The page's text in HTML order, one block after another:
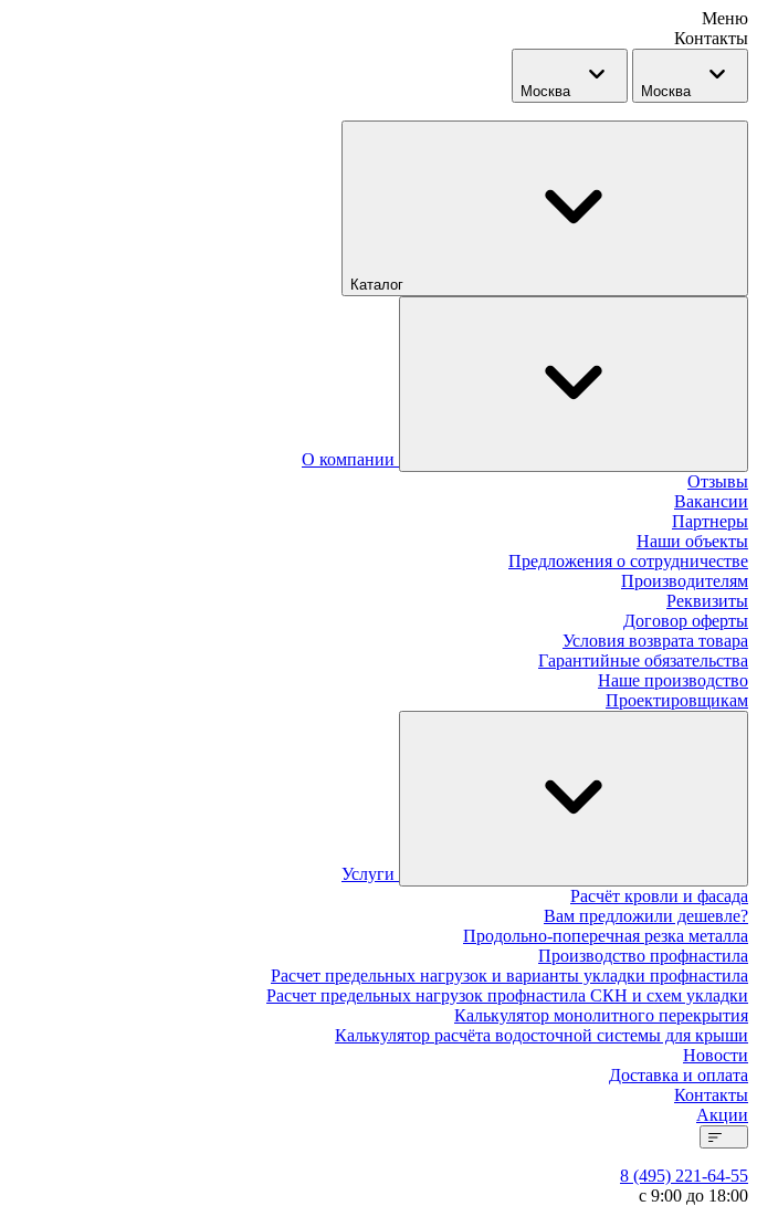
Меню
Контакты
Москва Москва
Каталог
О компании
Отзывы
Вакансии
Партнеры
Наши объекты
Предложения о сотрудничестве
Производителям
Реквизиты
Договор оферты
Условия возврата товара
Гарантийные обязательства
Наше производство
Проектировщикам
Услуги
Расчёт кровли и фасада
Вам предложили дешевле?
Продольно-поперечная резка металла
Производство профнастила
Расчет предельных нагрузок и варианты укладки профнастила
Расчет предельных нагрузок профнастила СКН и схем укладки
Калькулятор монолитного перекрытия
Калькулятор расчёта водосточной системы для крыши
Новости
Доставка и оплата
Контакты
Акции
8 (495) 221-64-55
с 9:00 до 18:00